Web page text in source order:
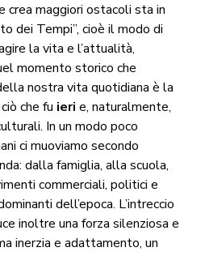
crea maggiori ostacoli sta in
dei Tempi”, cioè il modo di
la vita e l’attualità,
momento storico che
nostra vita quotidiana è la
che fu ieri e, naturalmente,
In un modo poco
ci muoviamo secondo
dalla famiglia, alla scuola,
commerciali, politici e
dell’epoca. L’intreccio
inoltre una forza silenziosa e
inerzia e adattamento, un